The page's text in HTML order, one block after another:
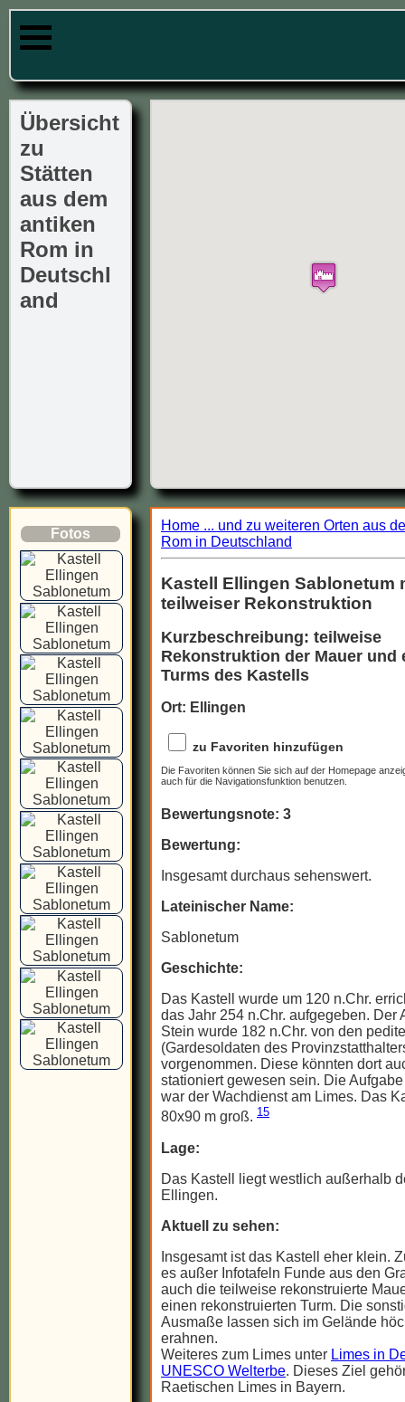
Übersicht
zu
Stätten
aus dem
antiken
Rom in
Deutschl
and
Fotos
Home ... und zu weiteren Orten aus
Rom in Deutschland
Kastell Ellingen Sablonetum
teilweiser Rekonstruktion
Kurzbeschreibung: teilweise
Rekonstruktion der Mauer und
Turms des Kastells
Ort: Ellingen
zu Favoriten hinzufügen
Die Favoriten können Sie sich auf der Homepage
auch für die Navigationsfunktion benutzen.
Bewertungsnote: 3
Bewertung:
Insgesamt durchaus sehenswert.
Lateinischer Name:
Sablonetum
Geschichte:
Das Kastell wurde um 120 n.Chr.
das Jahr 254 n.Chr. aufgegeben. Der
Stein wurde 182 n.Chr. von den
(Gardesoldaten des
vorgenommen. Diese könnten dort
stationiert gewesen sein. Die
war der Wachdienst am Limes. Das
80x90 m groß. 15
Lage:
Das Kastell liegt westlich außerhalb
Ellingen.
Aktuell zu sehen:
Insgesamt ist das Kastell eher klein.
es außer Infotafeln Funde aus den
auch die teilweise rekonstruierte
einen rekonstruierten Turm. Die
Ausmaße lassen sich im Gelände
erahnen.
Weiteres zum Limes unter Limes in
UNESCO Welterbe. Dieses Ziel
Raetischen Limes in Bayern.